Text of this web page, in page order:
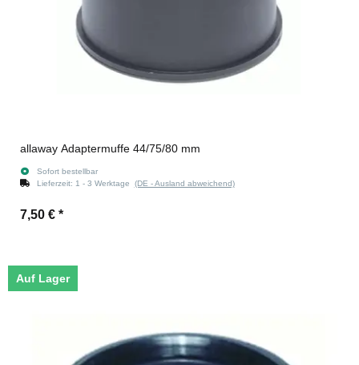
allaway Adaptermuffe 44/75/80 mm
Sofort bestellbar
Lieferzeit: 1 - 3 Werktage (DE - Ausland abweichend)
7,50 € *
Auf Lager